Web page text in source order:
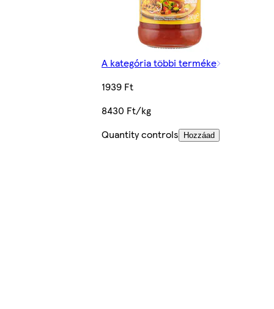
A kategória többi terméke
1939 Ft
8430 Ft/kg
Quantity controls
Hozzáad